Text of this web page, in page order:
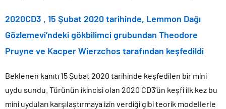
2020CD3 , 15 Şubat 2020 tarihinde, Lemmon Dağı
Gözlemevi’ndeki gökbilimci grubundan Theodore
Pruyne ve Kacper Wierzchos tarafından keşfedildi
Beklenen kanıtı 15 Şubat 2020 tarihinde keşfedilen bir mini
uydu sundu. Türünün ikincisi olan 2020 CD3’ün keşfi ilk kez bu
mini uyduları karşılaştırmaya izin verdiği gibi teorik modellerle